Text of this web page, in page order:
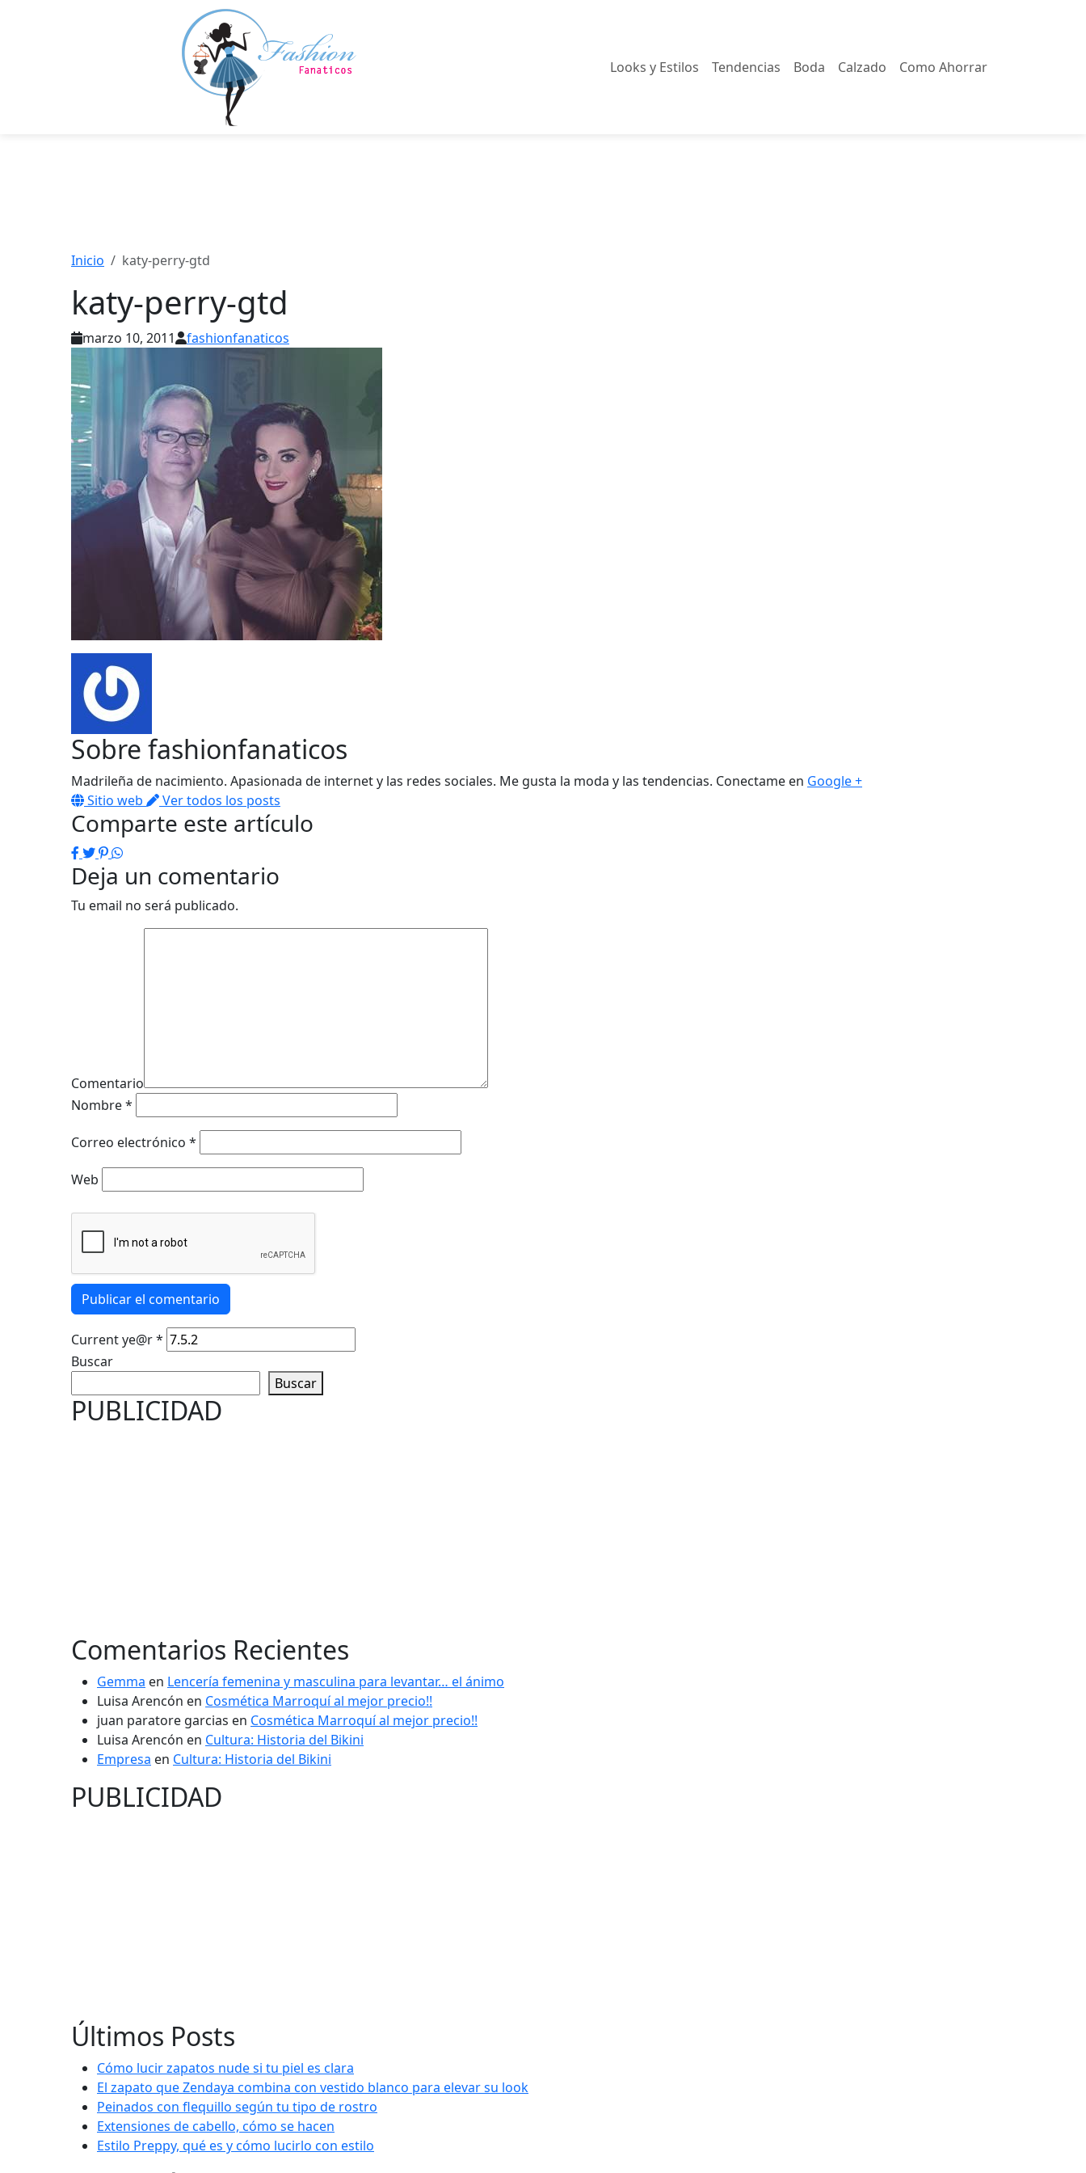
Looks y Estilos Tendencias Boda Calzado Como Ahorrar
Inicio katy-perry-gtd
katy-perry-gtd
marzo 10, 2011 fashionfanaticos
Sobre fashionfanaticos
Madrileña de nacimiento. Apasionada de internet y las redes sociales. Me gusta la moda y las tendencias. Conectame en Google +
Sitio web
Ver todos los posts
Comparte este artículo
Facebook
Twitter
Pinterest
WhatsApp
Deja un comentario
Tu email no será publicado.
Comentario
Nombre*
Correo electrónico *
Web
Publicar el comentario
Current ye@r*
Buscar
Buscar
PUBLICIDAD
Comentarios Recientes
Gemma en Lencería femenina y masculina para levantar… el ánimo
Luisa Arencón en Cosmética Marroquí al mejor precio!!
juan paratore garcias en Cosmética Marroquí al mejor precio!!
Luisa Arencón en Cultura: Historia del Bikini
Empresa en Cultura: Historia del Bikini
PUBLICIDAD
Últimos Posts
Cómo lucir zapatos nude si tu piel es clara
El zapato que Zendaya combina con vestido blanco para elevar su look
Peinados con flequillo según tu tipo de rostro
Extensiones de cabello, cómo se hacen
Estilo Preppy, qué es y cómo lucirlo con estilo